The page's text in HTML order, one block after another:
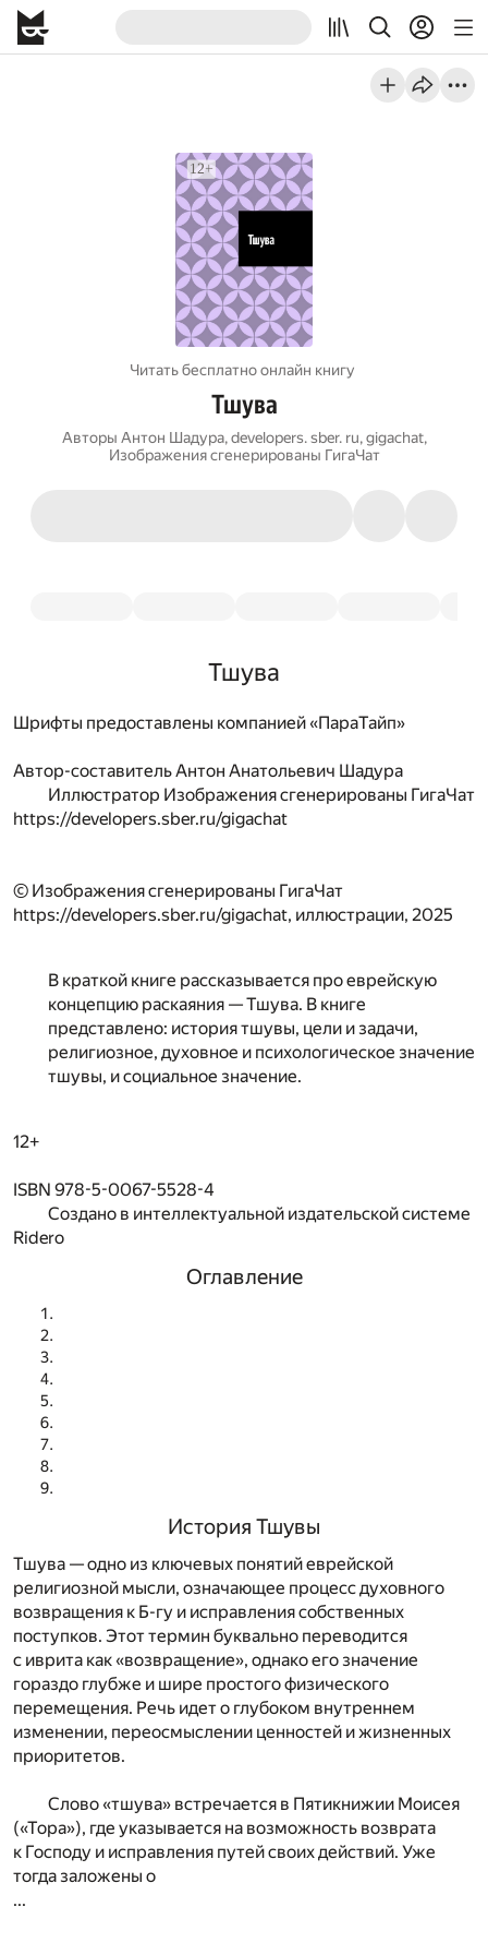
Читать бесплатно онлайн книгу
Тшува
Авторы Антон Шадура,developers. sber. ru,gigachat,
Изображения сгенерированы ГигаЧат
Тшува
Шрифты предоставлены компанией «ПараТайп»
Автор-составительАнтон Анатольевич Шадура
Иллюстратор Изображения сгенерированы ГигаЧат
https://developers.sber.ru/gigachat
© Изображения сгенерированы ГигаЧат
https://developers.sber.ru/gigachat, иллюстрации, 2025
В краткой книге рассказывается про еврейскую
концепцию раскаяния — Тшува. В книге
представлено: история тшувы, цели и задачи,
религиозное, духовное и психологическое значение
тшувы, и социальное значение.
12+
ISBN 978-5-0067-5528-4
Создано в интеллектуальной издательской системе
Ridero
Оглавление
История Тшувы
Тшува — одно из ключевых понятий еврейской
религиозной мысли, означающее процесс духовного
возвращения к Б-гу и исправления собственных
поступков. Этот термин буквально переводится
с иврита как «возвращение», однако его значение
гораздо глубже и шире простого физического
перемещения. Речь идет о глубоком внутреннем
изменении, переосмыслении ценностей и жизненных
приоритетов.
Слово «тшува» встречается в Пятикнижии Моисея
(«Тора»), где указывается на возможность возврата
к Господу и исправления путей своих действий. Уже
тогда заложены о
...